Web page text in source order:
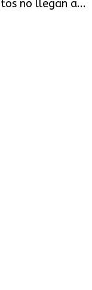
no llegan a...